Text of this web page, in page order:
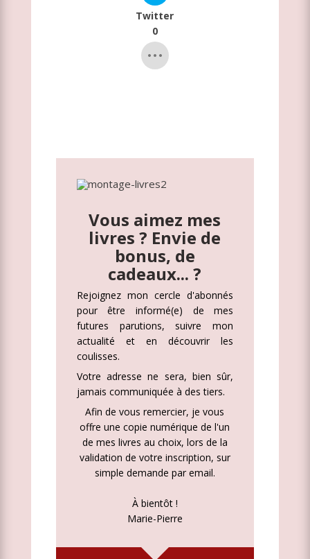
Twitter
0
Vous aimez mes
livres ? Envie de
bonus, de
cadeaux... ?
Rejoignez mon cercle d'abonnés
pour être informé(e) de mes
futures parutions, suivre mon
actualité et en découvrir les
coulisses.
Votre adresse ne sera, bien sûr,
jamais communiquée à des tiers.
Afin de vous remercier, je vous
offre une copie numérique de l'un
de mes livres au choix, lors de la
validation de votre inscription, sur
simple demande par email.
À bientôt !
Marie-Pierre